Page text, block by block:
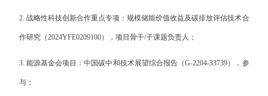
2. 战略性科技创新合作重点专项：规模储能价值收益及碳排放评估技术合
作研究（2024YFE0209100），项目骨干/子课题负责人；
3. 能源基金会项目：中国碳中和技术展望综合报告（G-2204-33739），参
与；